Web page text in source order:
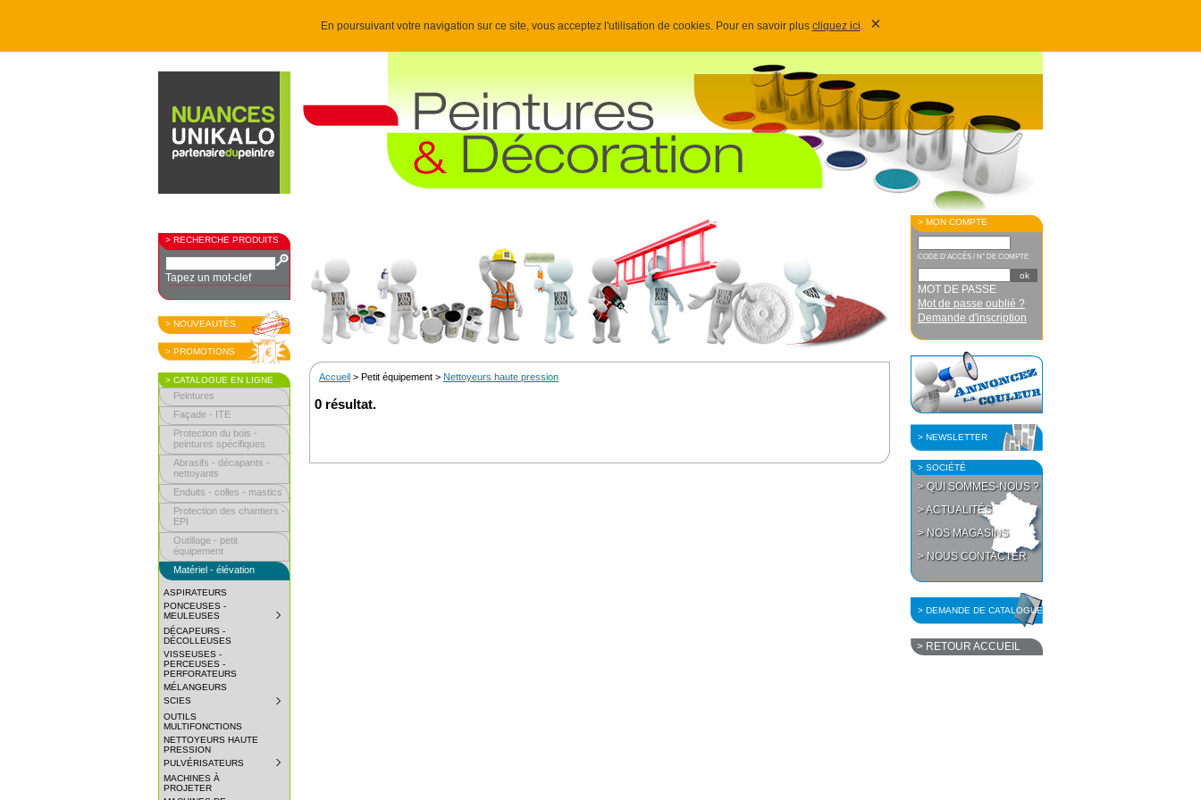
En poursuivant votre navigation sur ce site, vous acceptez l'utilisation de cookies. Pour en savoir plus cliquez ici. ×
> RECHERCHE PRODUITS
Tapez un mot-clef
> NOUVEAUTÉS
> PROMOTIONS
> CATALOGUE EN LIGNE
Peintures
Façade - ITE
Protection du bois -
peintures spécifiques
Abrasifs - décapants -
nettoyants
Enduits - colles - mastics
Protection des chantiers -
EPI
Outillage - petit
équipement
Matériel - élévation
ASPIRATEURS
PONCEUSES -
MEULEUSES
DÉCAPEURS -
DÉCOLLEUSES
VISSEUSES -
PERCEUSES -
PERFORATEURS
MÉLANGEURS
SCIES
OUTILS
MULTIFONCTIONS
NETTOYEURS HAUTE
PRESSION
PULVÉRISATEURS
MACHINES À
PROJETER
Accueil > Petit équipement > Nettoyeurs haute pression
0 résultat.
> MON COMPTE
CODE D'ACCÈS / N° DE COMPTE
MOT DE PASSE
Mot de passe oublié ?
Demande d'inscription
> NEWSLETTER
> SOCIÉTÉ
> QUI SOMMES-NOUS ?
> ACTUALITÉS
> NOS MAGASINS
> NOUS CONTACTER
> DEMANDE DE CATALOGUE
> RETOUR ACCUEIL